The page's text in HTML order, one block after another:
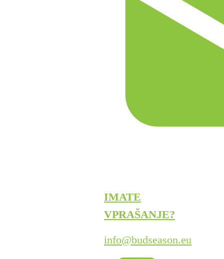
IMATE
VPRAŠANJE?
info@budseason.eu